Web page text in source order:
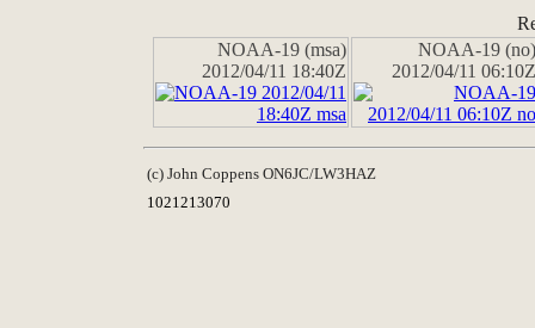
NOAA-19 (msa)
2012/04/11 18:40Z
NOAA-19 (no)
2012/04/11 06:10Z
(c) John Coppens ON6JC/LW3HAZ
1021213070